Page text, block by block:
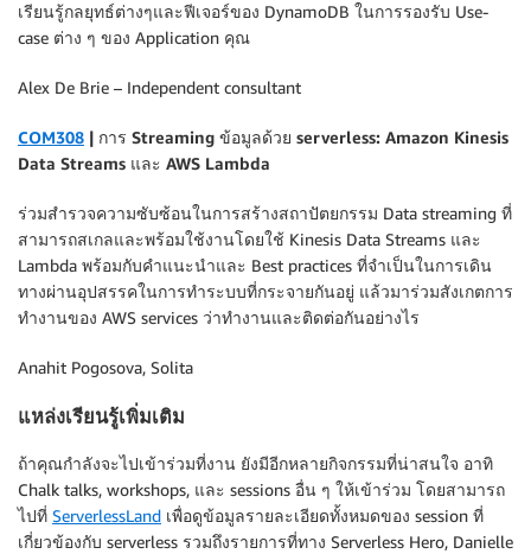
เรียนรู้กลยุทธ์ต่างๆและฟีเจอร์ของ DynamoDB ในการรองรับ Use-
case ต่าง ๆ ของ Application คุณ
Alex De Brie – Independent consultant
COM308 | การ Streaming ข้อมูลด้วย serverless: Amazon Kinesis
Data Streams และ AWS Lambda
ร่วมสำรวจความซับซ้อนในการสร้างสถาปัตยกรรม Data streaming ที่
สามารถสเกลและพร้อมใช้งานโดยใช้ Kinesis Data Streams และ
Lambda พร้อมกับคำแนะนำและ Best practices ที่จำเป็นในการเดิน
ทางผ่านอุปสรรคในการทำระบบที่กระจายกันอยู่ แล้วมาร่วมสังเกตการ
ทำงานของ AWS services ว่าทำงานและติดต่อกันอย่างไร
Anahit Pogosova, Solita
แหล่งเรียนรู้เพิ่มเติม
ถ้าคุณกำลังจะไปเข้าร่วมที่งาน ยังมีอีกหลายกิจกรรมที่น่าสนใจ อาทิ
Chalk talks, workshops, และ sessions อื่น ๆ ให้เข้าร่วม โดยสามารถ
ไปที่ ServerlessLand เพื่อดูข้อมูลรายละเอียดทั้งหมดของ session ที่
เกี่ยวข้องกับ serverless รวมถึงรายการที่ทาง Serverless Hero, Danielle